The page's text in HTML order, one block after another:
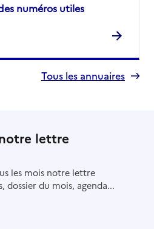
numéros utiles
Tous les annuaires
lettre
les mois notre lettre
du mois, agenda...